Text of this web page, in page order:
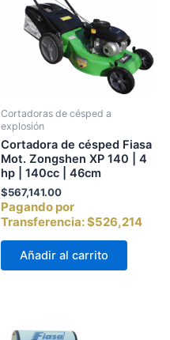
Cortadoras de césped a
explosión
Cortadora de césped Fiasa
Mot. Zongshen XP 140 | 4
hp | 140cc | 46cm
$567,141.00
Pagando por
Transferencia:$526,214
Añadir al carrito